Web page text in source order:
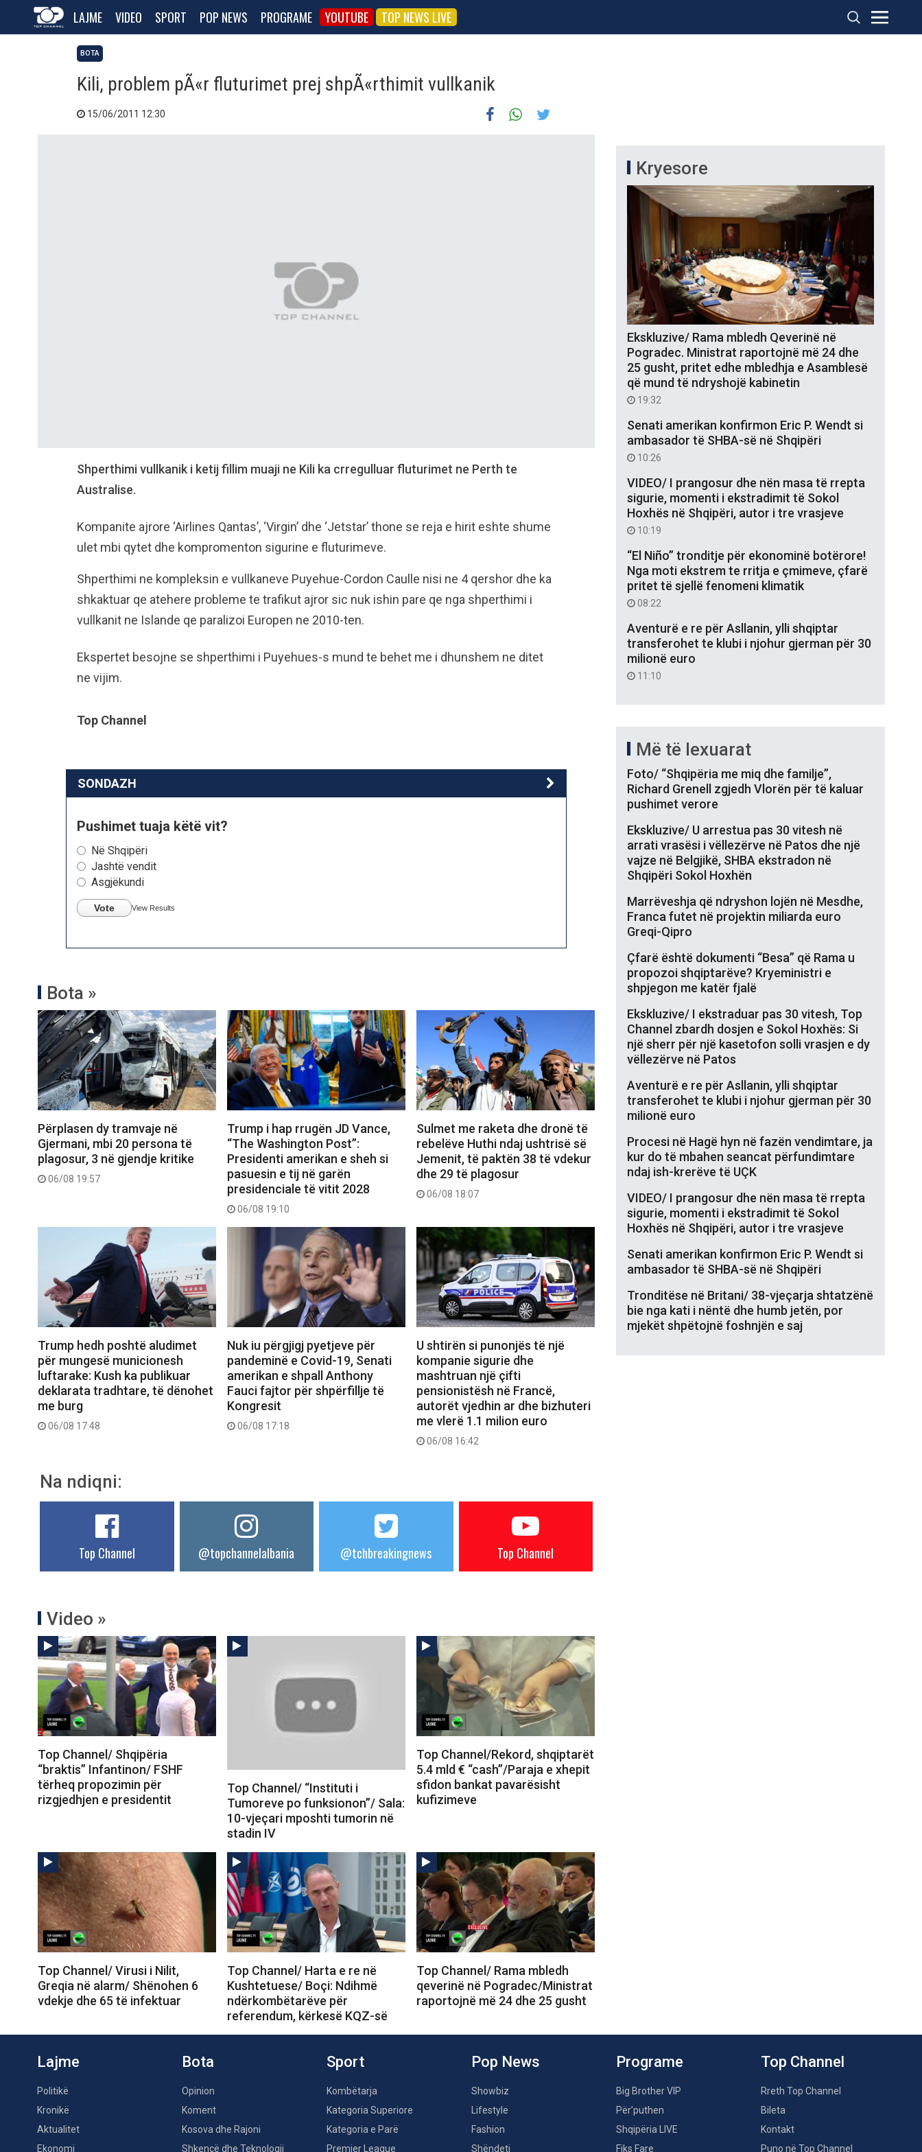
LAJME VIDEO SPORT POP NEWS PROGRAME YOUTUBE TOP NEWS LIVE
BOTA
Kili, problem pÃ«r fluturimet prej shpÃ«rthimit vullkanik
15/06/2011 12:30
Shperthimi vullkanik i ketij fillim muaji ne Kili ka crregulluar fluturimet ne Perth te
Australise.
Kompanite ajrore ‘Airlines Qantas’, ‘Virgin’ dhe ‘Jetstar’ thone se reja e hirit eshte shume
ulet mbi qytet dhe kompromenton sigurine e fluturimeve.
Shperthimi ne kompleksin e vullkaneve Puyehue-Cordon Caulle nisi ne 4 qershor dhe ka
shkaktuar qe atehere probleme te trafikut ajror sic nuk ishin pare qe nga shperthimi i
vullkanit ne Islande qe paralizoi Europen ne 2010-ten.
Ekspertet besojne se shperthimi i Puyehues-s mund te behet me i dhunshem ne ditet
ne vijim.
Top Channel
SONDAZH
Pushimet tuaja këtë vit?
Në Shqipëri
Jashtë vendit
Asgjëkundi
Vote View Results
Bota »
Përplasen dy tramvaje në
Gjermani, mbi 20 persona të
plagosur, 3 në gjendje kritike
06/08 19:57
Trump i hap rrugën JD Vance,
“The Washington Post”:
Presidenti amerikan e sheh si
pasuesin e tij në garën
presidenciale të vitit 2028
06/08 19:10
Sulmet me raketa dhe dronë të
rebelëve Huthi ndaj ushtrisë së
Jemenit, të paktën 38 të vdekur
dhe 29 të plagosur
06/08 18:07
Trump hedh poshtë aludimet
për mungesë municionesh
luftarake: Kush ka publikuar
deklarata tradhtare, të dënohet
me burg
06/08 17:48
Nuk iu përgjigj pyetjeve për
pandeminë e Covid-19, Senati
amerikan e shpall Anthony
Fauci fajtor për shpërfillje të
Kongresit
06/08 17:18
U shtirën si punonjës të një
kompanie sigurie dhe
mashtruan një çifti
pensionistësh në Francë,
autorët vjedhin ar dhe bizhuteri
me vlerë 1.1 milion euro
06/08 16:42
Na ndiqni:
Top Channel @topchannelalbania @tchbreakingnews Top Channel
Video »
Top Channel/ Shqipëria
“braktis” Infantinon/ FSHF
tërheq propozimin për
rizgjedhjen e presidentit
Top Channel/ “Instituti i
Tumoreve po funksionon”/ Sala:
10-vjeçari mposhti tumorin në
stadin IV
Top Channel/Rekord, shqiptarët
5.4 mld € “cash”/Paraja e xhepit
sfidon bankat pavarësisht
kufizimeve
Top Channel/ Virusi i Nilit,
Greqia në alarm/ Shënohen 6
vdekje dhe 65 të infektuar
Top Channel/ Harta e re në
Kushtetuese/ Boçi: Ndihmë
ndërkombëtarëve për
referendum, kërkesë KQZ-së
Top Channel/ Rama mbledh
qeverinë në Pogradec/Ministrat
raportojnë më 24 dhe 25 gusht
Kryesore
Ekskluzive/ Rama mbledh Qeverinë në
Pogradec. Ministrat raportojnë më 24 dhe
25 gusht, pritet edhe mbledhja e Asamblesë
që mund të ndryshojë kabinetin
19:32
Senati amerikan konfirmon Eric P. Wendt si
ambasador të SHBA-së në Shqipëri
10:26
VIDEO/ I prangosur dhe nën masa të rrepta
sigurie, momenti i ekstradimit të Sokol
Hoxhës në Shqipëri, autor i tre vrasjeve
10:19
“El Niño” tronditje për ekonominë botërore!
Nga moti ekstrem te rritja e çmimeve, çfarë
pritet të sjellë fenomeni klimatik
08:22
Aventurë e re për Asllanin, ylli shqiptar
transferohet te klubi i njohur gjerman për 30
milionë euro
11:10
Më të lexuarat
Foto/ “Shqipëria me miq dhe familje”,
Richard Grenell zgjedh Vlorën për të kaluar
pushimet verore
Ekskluzive/ U arrestua pas 30 vitesh në
arrati vrasësi i vëllezërve në Patos dhe një
vajze në Belgjikë, SHBA ekstradon në
Shqipëri Sokol Hoxhën
Marrëveshja që ndryshon lojën në Mesdhe,
Franca futet në projektin miliarda euro
Greqi-Qipro
Çfarë është dokumenti “Besa” që Rama u
propozoi shqiptarëve? Kryeministri e
shpjegon me katër fjalë
Ekskluzive/ I ekstraduar pas 30 vitesh, Top
Channel zbardh dosjen e Sokol Hoxhës: Si
një sherr për një kasetofon solli vrasjen e dy
vëllezërve në Patos
Aventurë e re për Asllanin, ylli shqiptar
transferohet te klubi i njohur gjerman për 30
milionë euro
Procesi në Hagë hyn në fazën vendimtare, ja
kur do të mbahen seancat përfundimtare
ndaj ish-krerëve të UÇK
VIDEO/ I prangosur dhe nën masa të rrepta
sigurie, momenti i ekstradimit të Sokol
Hoxhës në Shqipëri, autor i tre vrasjeve
Senati amerikan konfirmon Eric P. Wendt si
ambasador të SHBA-së në Shqipëri
Tronditëse në Britani/ 38-vjeçarja shtatzënë
bie nga kati i nëntë dhe humb jetën, por
mjekët shpëtojnë foshnjën e saj
Lajme
Politikë
Kronikë
Aktualitet
Ekonomi
Bota
Opinion
Koment
Kosova dhe Rajoni
Shkencë dhe Teknologji
Sport
Kombëtarja
Kategoria Superiore
Kategoria e Parë
Premier League
Pop News
Showbiz
Lifestyle
Fashion
Shëndeti
Programe
Big Brother VIP
Për’puthen
Shqipëria LIVE
Fiks Fare
Top Channel
Rreth Top Channel
Bileta
Kontakt
Puno në Top Channel